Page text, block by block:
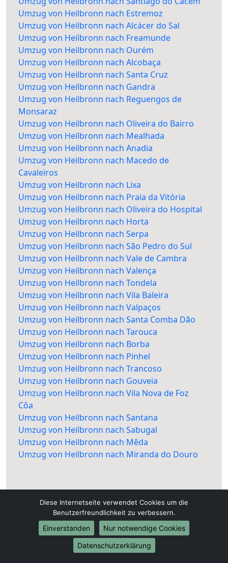
Umzug von Heilbronn nach Estremoz
Umzug von Heilbronn nach Alcácer do Sal
Umzug von Heilbronn nach Freamunde
Umzug von Heilbronn nach Ourém
Umzug von Heilbronn nach Alcobaça
Umzug von Heilbronn nach Santa Cruz
Umzug von Heilbronn nach Gandra
Umzug von Heilbronn nach Reguengos de
Monsaraz
Umzug von Heilbronn nach Oliveira do Bairro
Umzug von Heilbronn nach Mealhada
Umzug von Heilbronn nach Anadia
Umzug von Heilbronn nach Macedo de
Cavaleiros
Umzug von Heilbronn nach Lixa
Umzug von Heilbronn nach Praia da Vitória
Umzug von Heilbronn nach Oliveira do Hospital
Umzug von Heilbronn nach Horta
Umzug von Heilbronn nach Serpa
Umzug von Heilbronn nach São Pedro do Sul
Umzug von Heilbronn nach Vale de Cambra
Umzug von Heilbronn nach Valença
Umzug von Heilbronn nach Tondela
Umzug von Heilbronn nach Vila Baleira
Umzug von Heilbronn nach Valpaços
Umzug von Heilbronn nach Santa Comba Dão
Umzug von Heilbronn nach Tarouca
Umzug von Heilbronn nach Borba
Umzug von Heilbronn nach Pinhel
Umzug von Heilbronn nach Trancoso
Umzug von Heilbronn nach Gouveia
Umzug von Heilbronn nach Vila Nova de Foz
Côa
Umzug von Heilbronn nach Santana
Umzug von Heilbronn nach Sabugal
Umzug von Heilbronn nach Mêda
Umzug von Heilbronn nach Miranda do Douro
Heilbronn-Umzüge.de
Diese Internetseite verwendet Cookies um die
Benutzerfreundlichkeit zu verbessern.
Einverstanden
Nur notwendige Cookies
Datenschutzerklärung